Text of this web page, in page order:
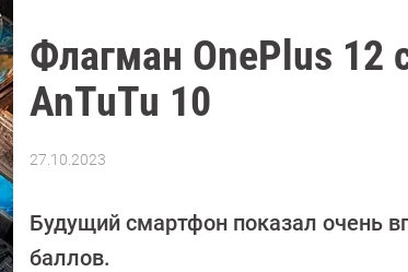
Флагман OnePlus 12
AnTuTu 10
27.10.2023
Довлатова
Будущий смартфон показал очень
баллов.